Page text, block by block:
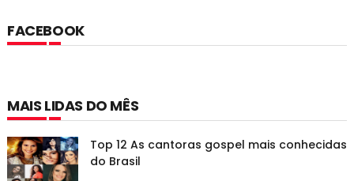
FACEBOOK
MAIS LIDAS DO MÊS
Top 12 As cantoras gospel mais conhecidas
do Brasil